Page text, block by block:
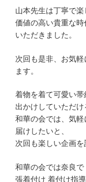
山本先生は丁寧で
価値の高い貴重な
いただきました。
次回も是非、お気
ます。
着物を着て可愛い
出かけしていただけ
和華の会では、気
届けしたいと、
次回も楽しい企画を
和華の会では奈良
張着付け 着付け指